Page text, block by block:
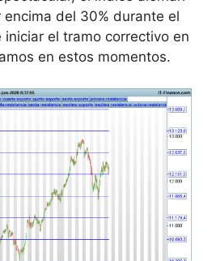
del 30% durante el
el tramo correctivo en
en estos momentos.